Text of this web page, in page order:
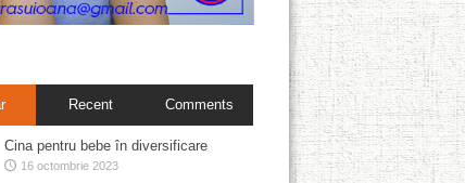
Recent Comments
Cina pentru bebe în diversificare
16 octombrie 2023